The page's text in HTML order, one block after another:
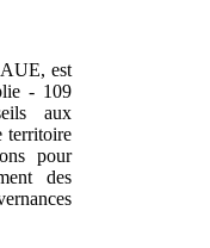
est
- 109
aux
territoire
pour
des